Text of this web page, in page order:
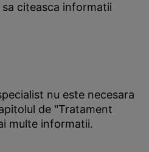
citeasca informatii
nu este necesara
de "Tratament
multe informatii.